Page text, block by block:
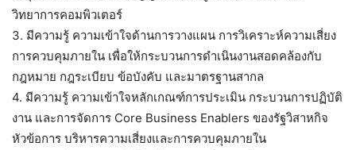
วิทยาการคอมพิวเตอร์
3. มีความรู้ ความเข้าใจด้านการวางแผน การวิเคราะห์ความเสี่ยง
การควบคุมภายใน เพื่อให้กระบวนการดำเนินงานสอดคล้องกับ
กฎหมาย กฎระเบียบ ข้อบังคับ และมาตรฐานสากล
4. มีความรู้ ความเข้าใจหลักเกณฑ์การประเมิน กระบวนการปฏิบัติ
งาน และการจัดการ Core Business Enablers ของรัฐวิสาหกิจ
หัวข้อการ บริหารความเสี่ยงและการควบคุมภายใน